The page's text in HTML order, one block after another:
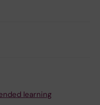
learning